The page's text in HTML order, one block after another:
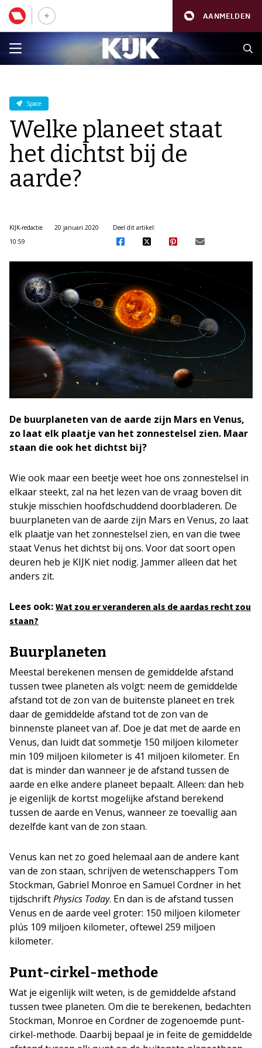
AANMELDEN
Space
Welke planeet staat
het dichtst bij de
aarde?
KIJK-redactie
20 januari 2020
10:59
Deel dit artikel:
De buurplaneten van de aarde zijn Mars en Venus,
zo laat elk plaatje van het zonnestelsel zien. Maar
staan die ook het dichtst bij?
Wie ook maar een beetje weet hoe ons zonnestelsel in
elkaar steekt, zal na het lezen van de vraag boven dit
stukje misschien hoofdschuddend doorbladeren. De
buurplaneten van de aarde zijn Mars en Venus, zo laat
elk plaatje van het zonnestelsel zien, en van die twee
staat Venus het dichtst bij ons. Voor dat soort open
deuren heb je KIJK niet nodig. Jammer alleen dat het
anders zit.
Lees ook: Wat zou er veranderen als de aardas recht zou
staan?
Buurplaneten
Meestal berekenen mensen de gemiddelde afstand
tussen twee planeten als volgt: neem de gemiddelde
afstand tot de zon van de buitenste planeet en trek
daar de gemiddelde afstand tot de zon van de
binnenste planeet van af. Doe je dat met de aarde en
Venus, dan luidt dat sommetje 150 miljoen kilometer
min 109 miljoen kilometer is 41 miljoen kilometer. En
dat is minder dan wanneer je de afstand tussen de
aarde en elke andere planeet bepaalt. Alleen: dan heb
je eigenlijk de kortst mogelijke afstand berekend
tussen de aarde en Venus, wanneer ze toevallig aan
dezelfde kant van de zon staan.
Venus kan net zo goed helemaal aan de andere kant
van de zon staan, schrijven de wetenschappers Tom
Stockman, Gabriel Monroe en Samuel Cordner in het
tijdschriftPhysics Today. En dan is de afstand tussen
Venus en de aarde veel groter: 150 miljoen kilometer
plús 109 miljoen kilometer, oftewel 259 miljoen
kilometer.
Punt-cirkel-methode
Wat je eigenlijk wilt weten, is de gemiddelde afstand
tussen twee planeten. Om die te berekenen, bedachten
Stockman, Monroe en Cordner de zogenoemde punt-
cirkel-methode. Daarbij bepaal je in feite de gemiddelde